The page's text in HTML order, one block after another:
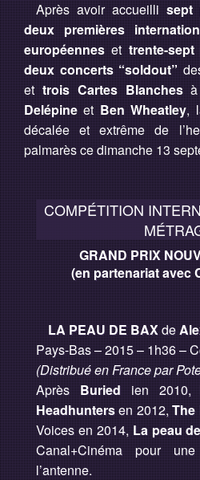
Programme
Invités
Expositions
Plus d'informations
Après avoir accueillisept
deux premières
européennesettrente-
deux concerts “soldout”
ettrois Cartes Blanches
DelépineetBen Wheatley,
décalée et extrême de
palmarès ce dimanche 13
COMPÉTITION
GRAND PRIX
(en partenariat avec
LA PEAU DE BAXde
Pays-Bas – 2015 – 1h36 –
(Distribué en France par
AprèsBuriedien 2010,
Headhuntersen 2012,The
Voices en 2014,La peau
Canal+Cinéma pour
l’antenne.